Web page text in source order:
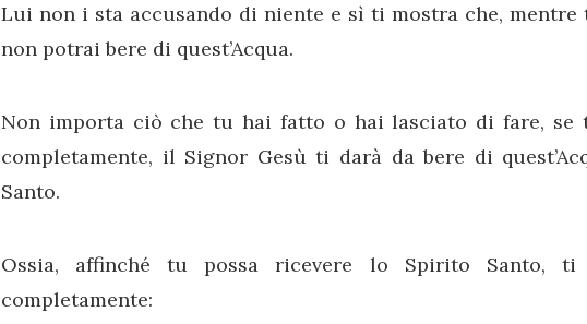
Lui non i sta accusando di niente e sì ti mostra che,
non potrai bere di quest’Acqua.
Non importa ciò che tu hai fatto o hai lasciato di fare, se
completamente, il Signor Gesù ti darà da bere di
Santo.
Ossia, affinché tu possa ricevere lo Spirito Santo, ti
completamente: